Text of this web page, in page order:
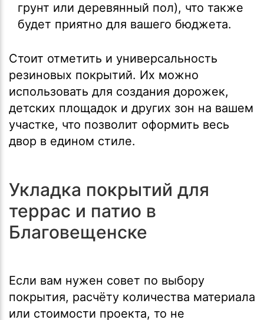
грунт или деревянный пол), что также
будет приятно для вашего бюджета.
Стоит отметить и универсальность
резиновых покрытий. Их можно
использовать для создания дорожек,
детских площадок и других зон на вашем
участке, что позволит оформить весь
двор в едином стиле.
Укладка покрытий для
террас и патио в
Благовещенске
Если вам нужен совет по выбору
покрытия, расчёту количества материала
или стоимости проекта, то не